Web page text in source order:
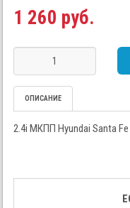
1 260 руб.
ОПИСАНИЕ
2.4i МКПП Hyundai Santa